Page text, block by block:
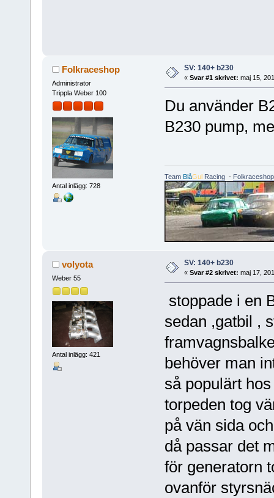
Folkraceshop
Administrator
Trippla Weber 100
Antal inlägg: 728
SV: 140+ b230
« Svar #1 skrivet: maj 15,
Du använder
B230 pump,
Team BlåGul Racing- Folkraceshop
volyota
Weber 55
Antal inlägg: 421
SV: 140+ b230
« Svar #2 skrivet: maj 17,
stoppade i en
sedan ,gatbil ,
behöver man
så populärt
torpeden tog
på vän sida
då passar det
för generatorn
ovanför